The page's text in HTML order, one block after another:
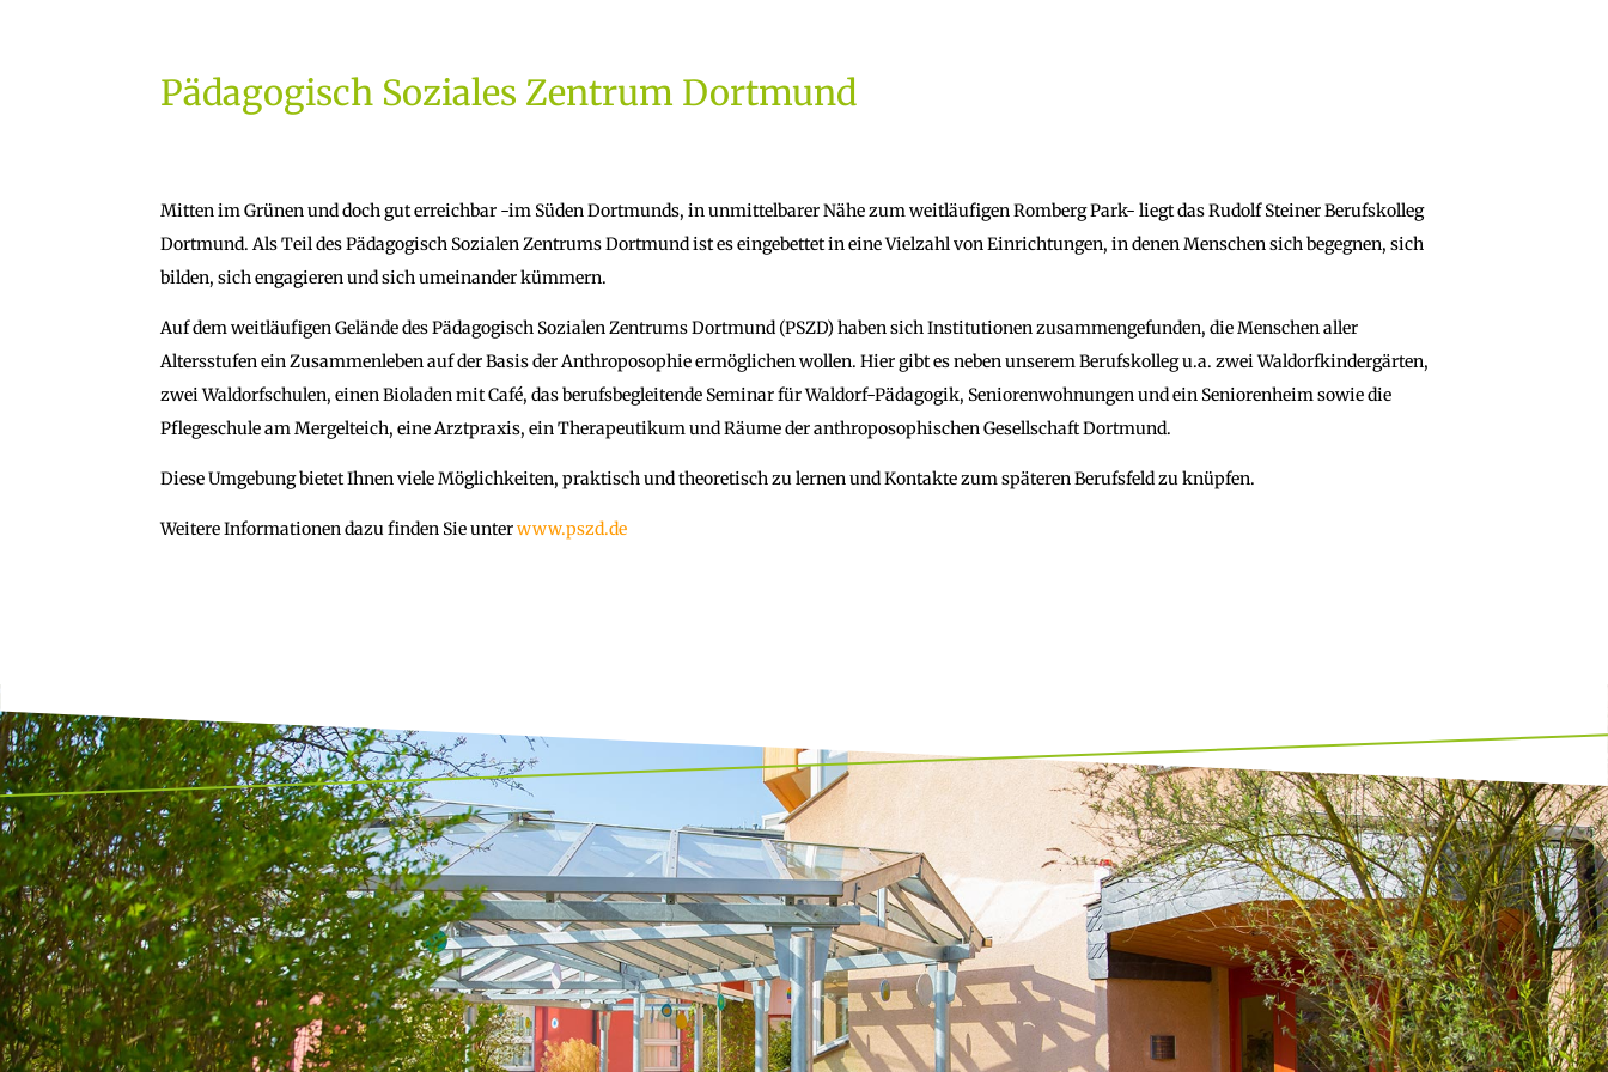
Pädagogisch Soziales Zentrum Dortmund
Mitten im Grünen und doch gut erreichbar -im Süden Dortmunds, in unmittelbarer Nähe zum weitläufigen Romberg Park- liegt das Rudolf Steiner Berufskolleg
Dortmund. Als Teil des Pädagogisch Sozialen Zentrums Dortmund ist es eingebettet in eine Vielzahl von Einrichtungen, in denen Menschen sich begegnen, sich
bilden, sich engagieren und sich umeinander kümmern.
Auf dem weitläufigen Gelände des Pädagogisch Sozialen Zentrums Dortmund (PSZD) haben sich Institutionen zusammengefunden, die Menschen aller
Altersstufen ein Zusammenleben auf der Basis der Anthroposophie ermöglichen wollen. Hier gibt es neben unserem Berufskolleg u.a. zwei Waldorfkindergärten,
zwei Waldorfschulen, einen Bioladen mit Café, das berufsbegleitende Seminar für Waldorf-Pädagogik, Seniorenwohnungen und ein Seniorenheim sowie die
Pflegeschule am Mergelteich, eine Arztpraxis, ein Therapeutikum und Räume der anthroposophischen Gesellschaft Dortmund.
Diese Umgebung bietet Ihnen viele Möglichkeiten, praktisch und theoretisch zu lernen und Kontakte zum späteren Berufsfeld zu knüpfen.
Weitere Informationen dazu finden Sie unterwww.pszd.de